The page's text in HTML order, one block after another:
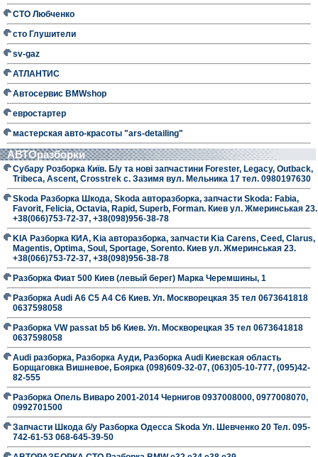
СТО Любченко
сто Глушители
sv-gaz
АТЛАНТИС
Автосервис BMWshop
евростартер
мастерская авто-красоты "ars-detailing"
АВТОразборки
Субару Розборка Київ. Б/у та нові запчастини Forester, Legacy, Outback,
Tribeca, Ascent, Crosstrek с. Зазимя вул. Мельника 17 тел. 0980197630
Skoda Разборка Шкода, Skoda авторазборка, запчасти Skoda: Fabia,
Favorit, Felicia, Octavia, Rapid, Superb, Forman. Киев ул. Жмеринськая 23.
+38(066)753-72-37, +38(098)956-38-78
KIA Разборка КИА, Kia авторазборка, запчасти Kia Carens, Ceed, Clarus,
Magentis, Optima, Soul, Sportage, Sorento. Киев ул. Жмеринськая 23.
+38(066)753-72-37, +38(098)956-38-78
Разборка Фиат 500 Киев (левый берег) Марка Черемшины, 1
Разборка Audi A6 C5 A4 C6 Киев. Ул. Москворецкая 35 тел 0673641818
0637598058
Разборка VW passat b5 b6 Киев. Ул. Москворецкая 35 тел 0673641818
0637598058
Audi разборка, Разборка Ауди, Разборка Audi Киевская область
Борщаговка Вишневое, Боярка (098)609-32-07, (063)05-10-777, (095)42-
82-555
Разборка Опель Виваро 2001-2014 Чернигов 0937008000, 0977008070,
0992701500
Запчасти Шкода б/у Разборка Одесса Skoda Ул. Шевченко 20 Тел. 095-
742-61-53 068-645-39-50